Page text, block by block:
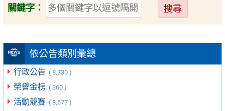
依公告類別彙總
行政公告 ( 8,730 )
榮譽金榜 ( 360 )
活動競賽 ( 8,677 )
關鍵字：
送
出